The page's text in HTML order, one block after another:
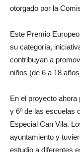
otorgado por la
Este Premio
su categoría,
contribuyan a
niños (de 6 a 18
En el proyecto ahora
y 6º de las escuelas
Especial Can Vila.
ayuntamiento y
estudio a diferentes